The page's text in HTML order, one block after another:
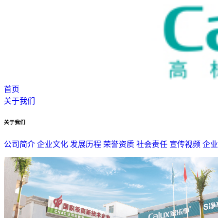
首页
关于我们
关于我们
公司简介 企业文化 发展历程 荣誉资质 社会责任 宣传视频 企